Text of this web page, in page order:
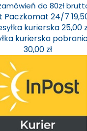
do 80zł
Paczkomat 24/7
kurierska 25,00
kurierska
30,00 zł